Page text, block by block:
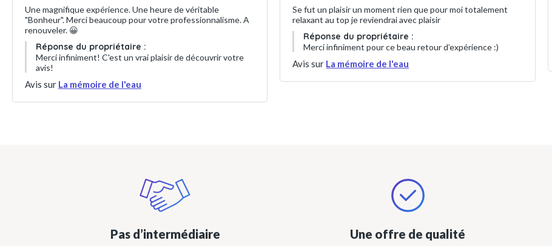
Une magnifique expérience. Une heure de véritable
"Bonheur". Merci beaucoup pour votre professionnalisme. A
renouveler. 😀
Réponse du propriétaire :
Merci infiniment! C'est un vrai plaisir de découvrir votre
avis!
Avis sur La mémoire de l'eau
Se fut un plaisir un moment rien que pour moi totalement
relaxant au top je reviendrai avec plaisir
Réponse du propriétaire :
Merci infiniment pour ce beau retour d’expérience :)
Avis sur La mémoire de l'eau
Pas d’intermédiaire Une offre de qualité